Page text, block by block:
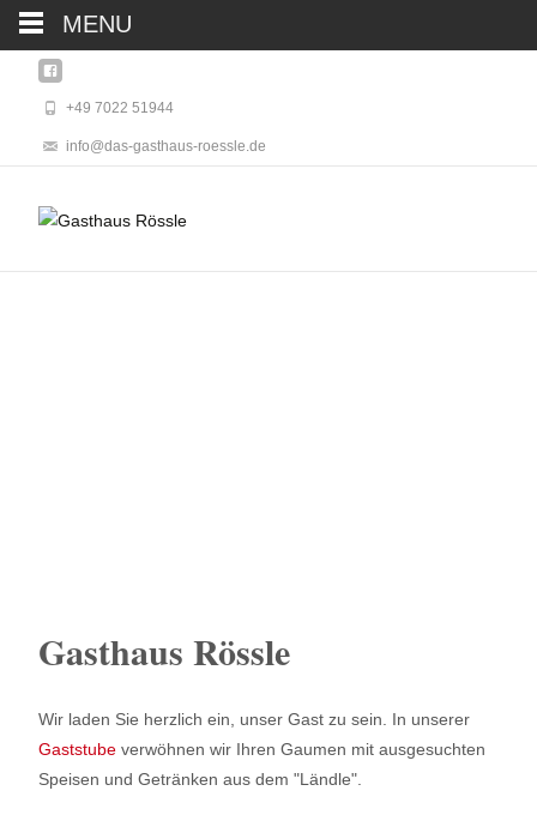
+49 7022 51944
info@das-gasthaus-roessle.de
Gasthaus Rössle
Wir laden Sie herzlich ein, unser Gast zu sein. In unserer
Gaststube verwöhnen wir Ihren Gaumen mit ausgesuchten
Speisen und Getränken aus dem "Ländle".
MENU